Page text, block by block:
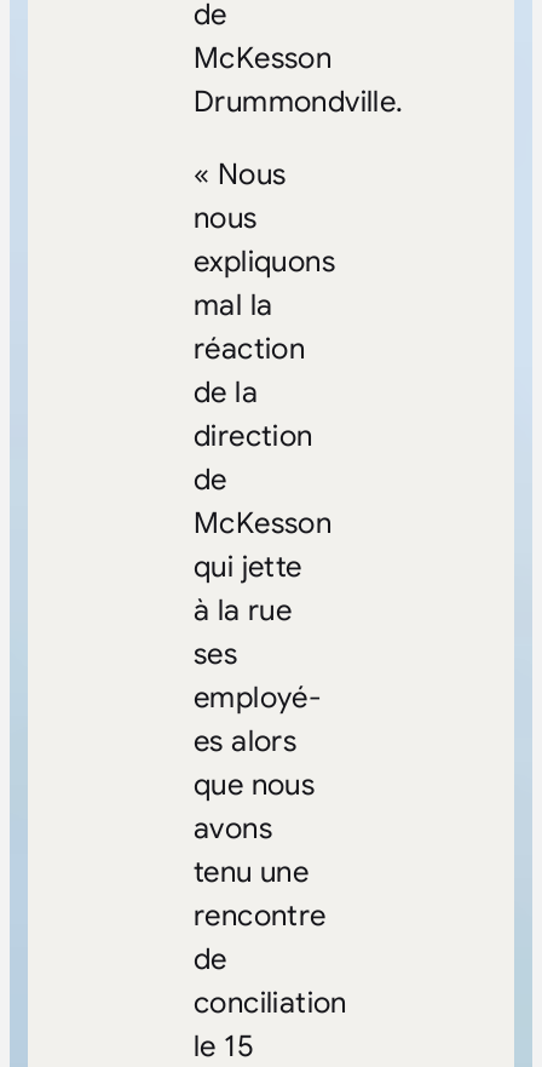
de
McKesson
Drummondville.
« Nous
nous
expliquons
mal la
réaction
de la
direction
de
McKesson
qui jette
à la rue
ses
employé-
es alors
que nous
avons
tenu une
rencontre
de
conciliation
le 15